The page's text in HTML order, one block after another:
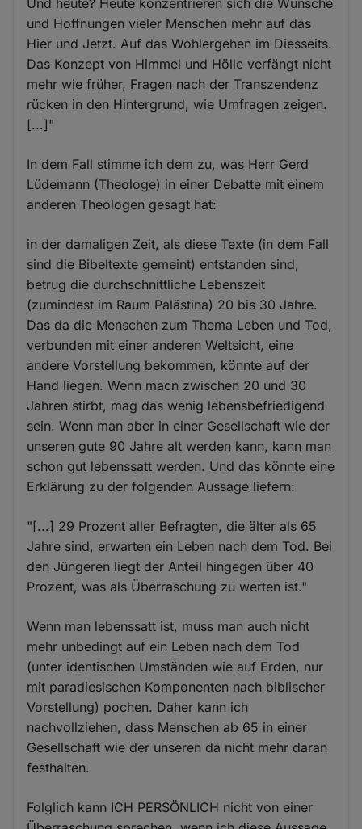
Und heute? Heute konzentrieren sich die Wünsche
und Hoffnungen vieler Menschen mehr auf das
Hier und Jetzt. Auf das Wohlergehen im Diesseits.
Das Konzept von Himmel und Hölle verfängt nicht
mehr wie früher, Fragen nach der Transzendenz
rücken in den Hintergrund, wie Umfragen zeigen.
[...]"
In dem Fall stimme ich dem zu, was Herr Gerd
Lüdemann (Theologe) in einer Debatte mit einem
anderen Theologen gesagt hat:
in der damaligen Zeit, als diese Texte (in dem Fall
sind die Bibeltexte gemeint) entstanden sind,
betrug die durchschnittliche Lebenszeit
(zumindest im Raum Palästina) 20 bis 30 Jahre.
Das da die Menschen zum Thema Leben und Tod,
verbunden mit einer anderen Weltsicht, eine
andere Vorstellung bekommen, könnte auf der
Hand liegen. Wenn macn zwischen 20 und 30
Jahren stirbt, mag das wenig lebensbefriedigend
sein. Wenn man aber in einer Gesellschaft wie der
unseren gute 90 Jahre alt werden kann, kann man
schon gut lebenssatt werden. Und das könnte eine
Erklärung zu der folgenden Aussage liefern:
"[...] 29 Prozent aller Befragten, die älter als 65
Jahre sind, erwarten ein Leben nach dem Tod. Bei
den Jüngeren liegt der Anteil hingegen über 40
Prozent, was als Überraschung zu werten ist."
Wenn man lebenssatt ist, muss man auch nicht
mehr unbedingt auf ein Leben nach dem Tod
(unter identischen Umständen wie auf Erden, nur
mit paradiesischen Komponenten nach biblischer
Vorstellung) pochen. Daher kann ich
nachvollziehen, dass Menschen ab 65 in einer
Gesellschaft wie der unseren da nicht mehr daran
festhalten.
Folglich kann ICH PERSÖNLICH nicht von einer